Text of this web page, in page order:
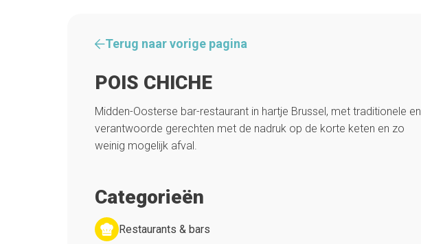
Terug naar vorige pagina
POIS CHICHE
Midden-Oosterse bar-restaurant in hartje Brussel, met traditionele en
verantwoorde gerechten met de nadruk op de korte keten en zo
weinig mogelijk afval.
Categorieën
Restaurants & bars